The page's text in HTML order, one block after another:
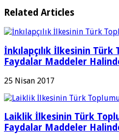
Related Articles
İnkılapçılık İlkesinin Türk
Faydalar Maddeler
25 Nisan 2017
Laiklik İlkesinin Türk
Faydalar Maddeler